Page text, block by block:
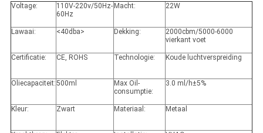
Voltage:
110V-220v/50Hz-
60Hz
Macht: 22W
Lawaai: <40dba> Dekking:
2000cbm/5000-6000
vierkant voet
Certificatie: CE, ROHS Technologie: Koude luchtverspreiding
Oliecapaciteit:500ml
Max Oil-
consumptie:
3.0 ml/h±5%
Kleur: Zwart Materiaal: Metaal